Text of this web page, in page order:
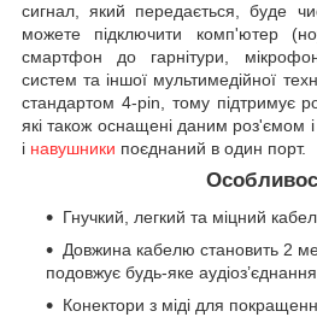
сигнал, який передається, буде
можете підключити комп'ютер
смартфон до гарнітури,
систем та іншої мультимедійної
стандартом 4-pin, тому підтримує
які також оснащені даним роз'ємом
і навушники поєднаний в один порт.
Гнучкий, легкий та міцний
Довжина кабелю становить 2
подовжує будь-яке аудіоз’єднання
Конектори з міді для